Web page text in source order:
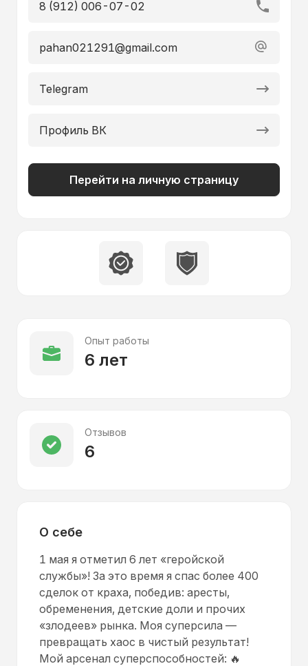
8 (912) 006-07-02
pahan021291@gmail.com
Telegram
Профиль ВК
Перейти на личную страницу
Опыт работы
6 лет
Отзывов
6
О себе
1 мая я отметил 6 лет «геройской
службы»! За это время я спас более 400
сделок от краха, победив: аресты,
обременения, детские доли и прочих
«злодеев» рынка. Моя суперсила —
превращать хаос в чистый результат!
Мой арсенал суперспособностей: 🔥